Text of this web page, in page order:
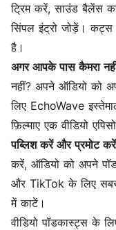
ट्रिम करें, साउंड बैलेंस
सिंपल इंट्रो जोड़ें। कट्स
है।
अगर आपके पास कैमरा
नहीं? अपने ऑडियो को
लिए EchoWave
फ़िल्माए एक वीडियो
पब्लिश करें और प्रमोट
करें, ऑडियो को अपने
और TikTok के लिए
में काटें।
वीडियो पॉडकास्ट्स के